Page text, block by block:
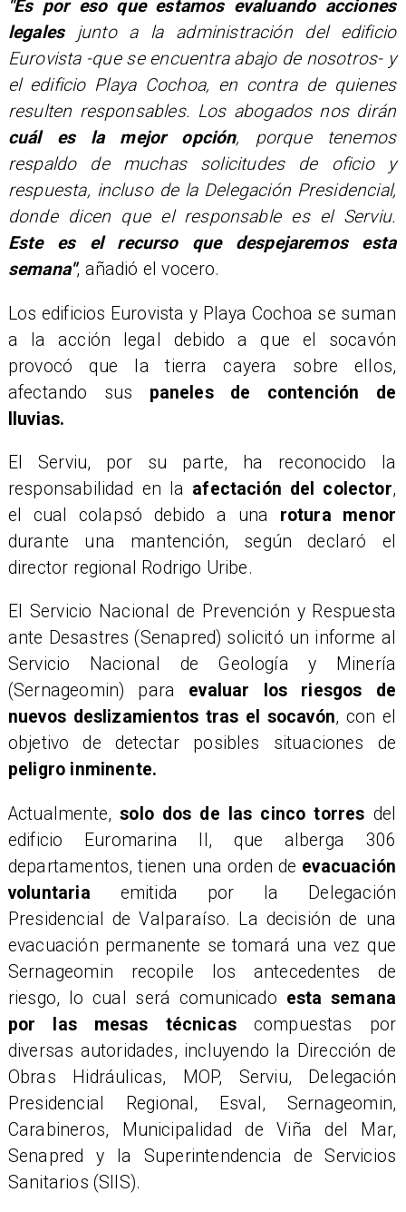
"Es por eso que estamos evaluando acciones
legales junto a la administración del edificio
Eurovista -que se encuentra abajo de nosotros- y
el edificio Playa Cochoa, en contra de quienes
resulten responsables. Los abogados nos dirán
cuál es la mejor opción, porque tenemos
respaldo de muchas solicitudes de oficio y
respuesta, incluso de la Delegación Presidencial,
donde dicen que el responsable es el Serviu.
Este es el recurso que despejaremos esta
semana", añadió el vocero.
Los edificios Eurovista y Playa Cochoa se suman
a la acción legal debido a que el socavón
provocó que la tierra cayera sobre ellos,
afectando sus paneles de contención de
lluvias.
El Serviu, por su parte, ha reconocido la
responsabilidad en la afectación del colector,
el cual colapsó debido a una rotura menor
durante una mantención, según declaró el
director regional Rodrigo Uribe.
El Servicio Nacional de Prevención y Respuesta
ante Desastres (Senapred) solicitó un informe al
Servicio Nacional de Geología y Minería
(Sernageomin) para evaluar los riesgos de
nuevos deslizamientos tras el socavón, con el
objetivo de detectar posibles situaciones de
peligro inminente.
Actualmente,solo dos de las cinco torres del
edificio Euromarina II, que alberga 306
departamentos, tienen una orden de evacuación
voluntaria emitida por la Delegación
Presidencial de Valparaíso. La decisión de una
evacuación permanente se tomará una vez que
Sernageomin recopile los antecedentes de
riesgo, lo cual será comunicado esta semana
por las mesas técnicascompuestas por
diversas autoridades, incluyendo la Dirección de
Obras Hidráulicas, MOP, Serviu, Delegación
Presidencial Regional, Esval, Sernageomin,
Carabineros, Municipalidad de Viña del Mar,
Senapred y la Superintendencia de Servicios
Sanitarios (SIIS).